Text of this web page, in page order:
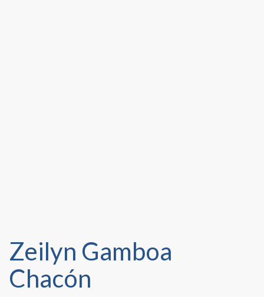
Zeilyn Gamboa
Chacón